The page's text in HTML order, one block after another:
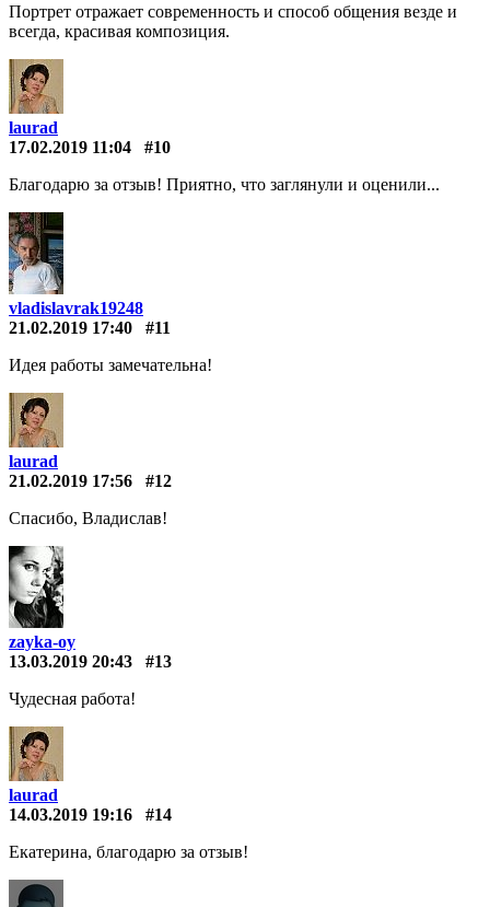
Портрет отражает современность и способ общения везде и
всегда, красивая композиция.
laurad
17.02.2019 11:04
#10
Благодарю за отзыв! Приятно, что заглянули и оценили...
vladislavrak19248
21.02.2019 17:40
#11
Идея работы замечательна!
laurad
21.02.2019 17:56
#12
Спасибо, Владислав!
zayka-oy
13.03.2019 20:43
#13
Чудесная работа!
laurad
14.03.2019 19:16
#14
Екатерина, благодарю за отзыв!